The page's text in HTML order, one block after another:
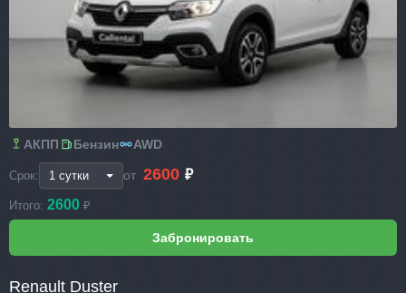
АКПП Бензин AWD
Срок: от 2600 ₽
Итого: 2600 ₽
Renault Duster